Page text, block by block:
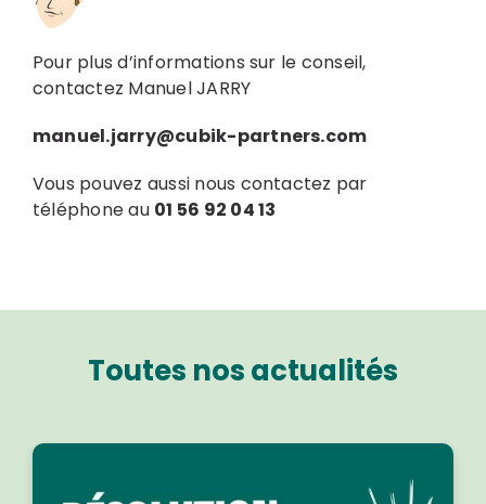
Pour plus d’informations sur le conseil,
contactez Manuel JARRY
manuel.jarry@cubik-partners.com
Vous pouvez aussi nous contactez par
téléphone au 01 56 92 04 13
Toutes nos actualités